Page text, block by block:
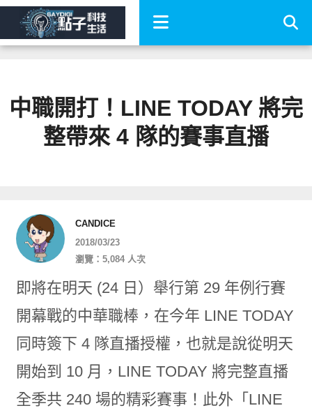
中職開打！LINE TODAY 將完
整帶來 4 隊的賽事直播
CANDICE
2018/03/23
瀏覽：5,084 人次
即將在明天 (24 日）舉行第 29 年例行賽
開幕戰的中華職棒，在今年 LINE TODAY
同時簽下 4 隊直播授權，也就是說從明天
開始到 10 月，LINE TODAY 將完整直播
全季共 240 場的精彩賽事！此外「LINE